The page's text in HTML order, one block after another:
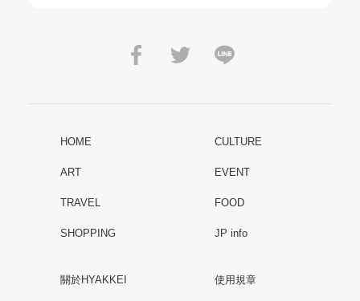
HOME CULTURE
ART EVENT
TRAVEL FOOD
SHOPPING JP info
關於HYAKKEI 使用規章